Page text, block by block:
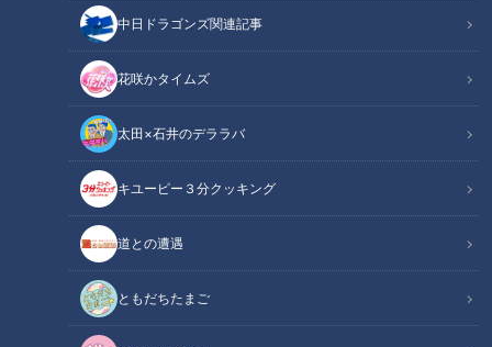
中日ドラゴンズ関連記事
花咲かタイムズ
太田×石井のデララバ
キユーピー３分クッキング
道との遭遇
ともだちたまご
野球実況【実況用資料はどう作る？】榊原アナ＆光山アナ＆佐藤アナの
お仕事トーク！
この記事の画像